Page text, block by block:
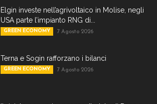
Elgin investe nell’agrivoltaico in Molise, negli
USA parte l’impianto RNG di...
GREEN ECONOMY 7 Agosto 2026
Terna e Sogin rafforzano i bilanci
GREEN ECONOMY 7 Agosto 2026